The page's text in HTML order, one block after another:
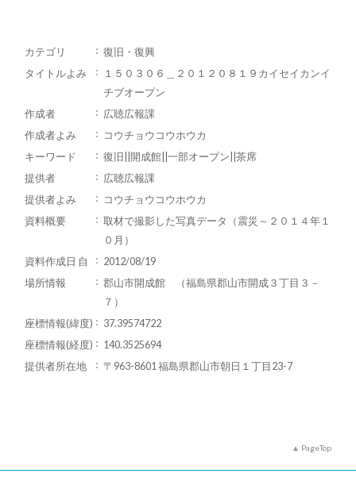
カテゴリ
復旧・復興
タイトルよみ
１５０３０６＿２０１２０８１９カイセイカンイ
チブオープン
作成者
広聴広報課
作成者よみ
コウチョウコウホウカ
キーワード
復旧||開成館||一部オープン||茶席
提供者
広聴広報課
提供者よみ
コウチョウコウホウカ
資料概要
取材で撮影した写真データ（震災～２０１４年１
０月）
資料作成日 自
2012/08/19
場所情報
郡山市開成館 （福島県郡山市開成３丁目３－
７）
座標情報(緯度)
37.39574722
座標情報(経度)
140.3525694
提供者所在地
〒963-8601 福島県郡山市朝日１丁目23-7
PageTop